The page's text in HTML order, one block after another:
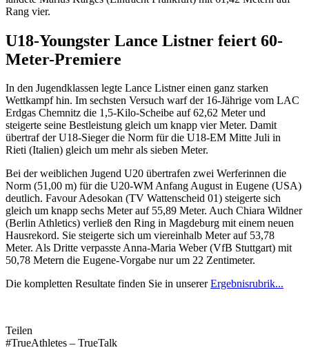
Rang vier.
U18-Youngster Lance Listner feiert 60-
Meter-Premiere
In den Jugendklassen legte Lance Listner einen ganz starken
Wettkampf hin. Im sechsten Versuch warf der 16-Jährige vom LAC
Erdgas Chemnitz die 1,5-Kilo-Scheibe auf 62,62 Meter und
steigerte seine Bestleistung gleich um knapp vier Meter. Damit
übertraf der U18-Sieger die Norm für die U18-EM Mitte Juli in
Rieti (Italien) gleich um mehr als sieben Meter.
Bei der weiblichen Jugend U20 übertrafen zwei Werferinnen die
Norm (51,00 m) für die U20-WM Anfang August in Eugene (USA)
deutlich. Favour Adesokan (TV Wattenscheid 01) steigerte sich
gleich um knapp sechs Meter auf 55,89 Meter. Auch Chiara Wildner
(Berlin Athletics) verließ den Ring in Magdeburg mit einem neuen
Hausrekord. Sie steigerte sich um viereinhalb Meter auf 53,78
Meter. Als Dritte verpasste Anna-Maria Weber (VfB Stuttgart) mit
50,78 Metern die Eugene-Vorgabe nur um 22 Zentimeter.
Die kompletten Resultate finden Sie in unsererErgebnisrubrik...
Teilen
#TrueAthletes – TrueTalk